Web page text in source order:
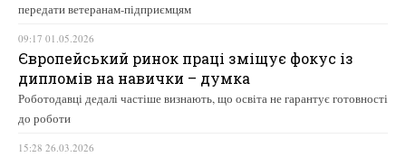
передати ветеранам-підприємцям
09:17 01.05.2026
Європейський ринок праці зміщує фокус із
дипломів на навички – думка
Роботодавці дедалі частіше визнають, що освіта не гарантує готовності
до роботи
15:28 26.03.2026